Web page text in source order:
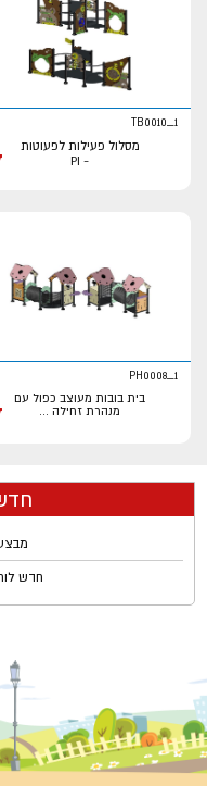
TB0010_1
מסלול פעילות לפעוטות
- PI
PH0008_1
בית בובות מעוצב כפול עם
מנהרת זחילה ...
חדש